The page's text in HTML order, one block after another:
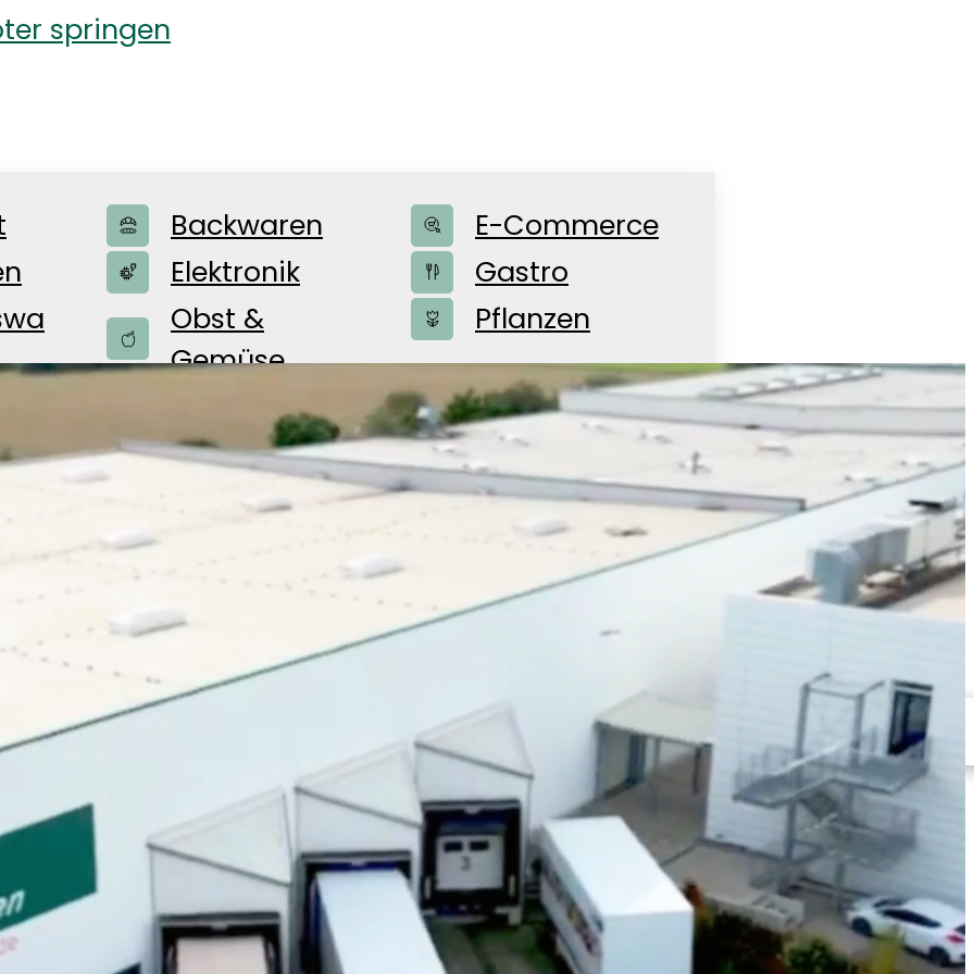
springen
Backwaren
E-Commerce
Elektronik
Gastro
Obst &
Gemüse
Pflanzen
Schüttgüter
Süßigkeiten
Trockenware Zubehör
PPWR Nachhaltigkeit